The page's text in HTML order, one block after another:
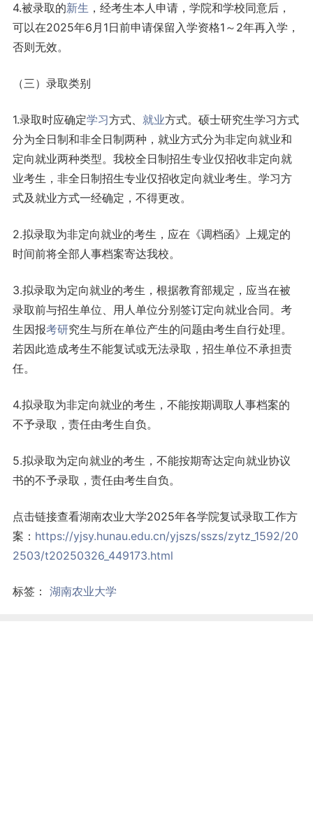
4.被录取的新生 ，经考生本人申请，学院和学校同意后，
可以在2025年6月1日前申请保留入学资格1～2年再入学，
否则无效。
（三）录取类别
1.录取时应确定学习方式、 就业方式。硕士研究生学习方式
分为全日制和非全日制两种，就业方式分为非定向就业和
定向就业两种类型。我校全日制招生专业仅招收非定向就
业考生，非全日制招生专业仅招收定向就业考生。学习方
式及就业方式一经确定，不得更改。
2.拟录取为非定向就业的考生，应在《调档函》上规定的
时间前将全部人事档案寄达我校。
3.拟录取为定向就业的考生，根据教育部规定，应当在被
录取前与招生单位、用人单位分别签订定向就业合同。考
生因报考研究生与所在单位产生的问题由考生自行处理。
若因此造成考生不能复试或无法录取，招生单位不承担责
任。
4.拟录取为非定向就业的考生，不能按期调取人事档案的
不予录取，责任由考生自负。
5.拟录取为定向就业的考生，不能按期寄达定向就业协议
书的不予录取，责任由考生自负。
点击链接查看湖南农业大学2025年各学院复试录取工作方
案： https://yjsy.hunau.edu.cn/yjszs/sszs/zytz_1592/20
2503/t20250326_449173.html
标签： 湖南农业大学